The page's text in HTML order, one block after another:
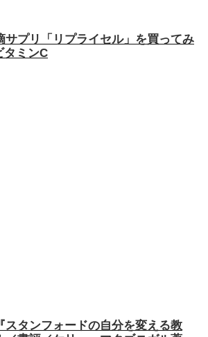
サプリ「リプライセル」を買ってみ
ミンC
スタンフォードの自分を変える教